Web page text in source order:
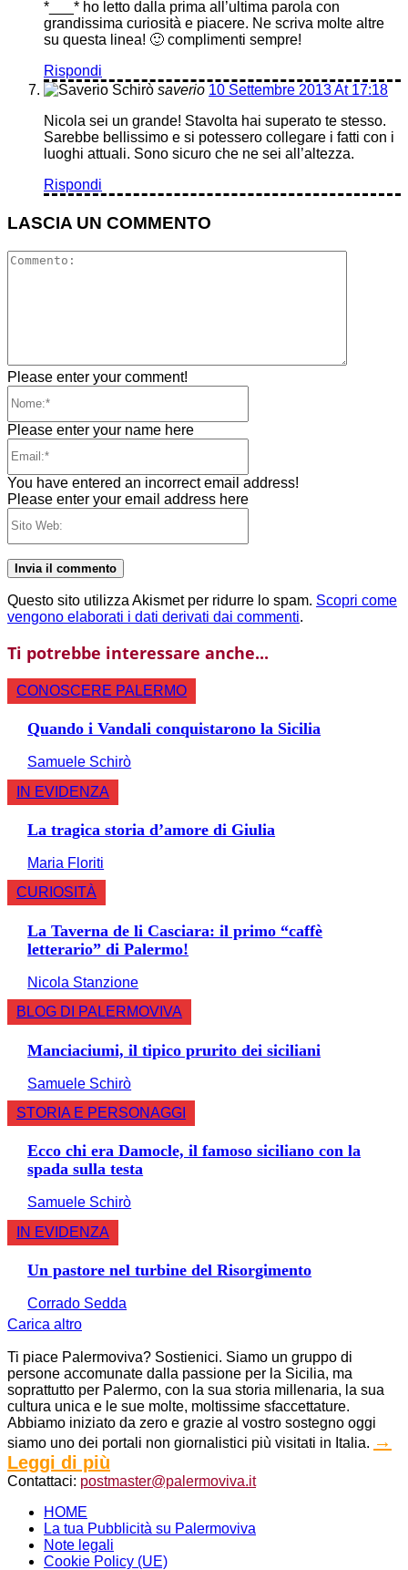
*___* ho letto dalla prima all’ultima parola con
grandissima curiosità e piacere. Ne scriva molte altre
su questa linea! 🙂 complimenti sempre!
Rispondi
saverio 10 Settembre 2013 At 17:18
Nicola sei un grande! Stavolta hai superato te stesso.
Sarebbe bellissimo e si potessero collegare i fatti con i
luoghi attuali. Sono sicuro che ne sei all’altezza.
Rispondi
LASCIA UN COMMENTO
Please enter your comment!
Please enter your name here
You have entered an incorrect email address!
Please enter your email address here
Questo sito utilizza Akismet per ridurre lo spam. Scopri come
vengono elaborati i dati derivati dai commenti.
Ti potrebbe interessare anche...
CONOSCERE PALERMO
Quando i Vandali conquistarono la Sicilia
Samuele Schirò
IN EVIDENZA
La tragica storia d’amore di Giulia
Maria Floriti
CURIOSITÀ
La Taverna de li Casciara: il primo “caffè
letterario” di Palermo!
Nicola Stanzione
BLOG DI PALERMOVIVA
Manciaciumi, il tipico prurito dei siciliani
Samuele Schirò
STORIA E PERSONAGGI
Ecco chi era Damocle, il famoso siciliano con la
spada sulla testa
Samuele Schirò
IN EVIDENZA
Un pastore nel turbine del Risorgimento
Corrado Sedda
Carica altro
Ti piace Palermoviva? Sostienici. Siamo un gruppo di
persone accomunate dalla passione per la Sicilia, ma
soprattutto per Palermo, con la sua storia millenaria, la sua
cultura unica e le sue molte, moltissime sfaccettature.
Abbiamo iniziato da zero e grazie al vostro sostegno oggi
siamo uno dei portali non giornalistici più visitati in Italia. →
Leggi di più
Contattaci: postmaster@palermoviva.it
HOME
La tua Pubblicità su Palermoviva
Note legali
Cookie Policy (UE)